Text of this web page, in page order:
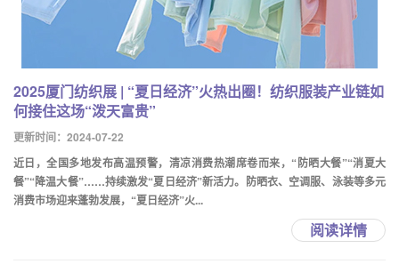
2025厦门纺织展 | “夏日经济”火热出圈！纺织服装产业链如
何接住这场“泼天富贵”
更新时间：2024-07-22
近日，全国多地发布高温预警，清凉消费热潮席卷而来，“防晒大餐”“消夏大
餐”“降温大餐”……持续激发“夏日经济”新活力。防晒衣、空调服、泳装等多元
消费市场迎来蓬勃发展，“夏日经济”火...
阅读详情